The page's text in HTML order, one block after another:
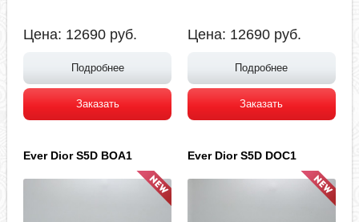
Цена: 12690 руб.
Подробнее
Заказать
Цена: 12690 руб.
Подробнее
Заказать
Ever Dior S5D BOA1 Ever Dior S5D DOC1